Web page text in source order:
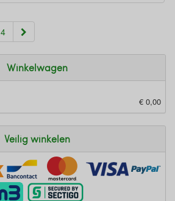
4
Winkelwagen
€ 0,00
Veilig winkelen